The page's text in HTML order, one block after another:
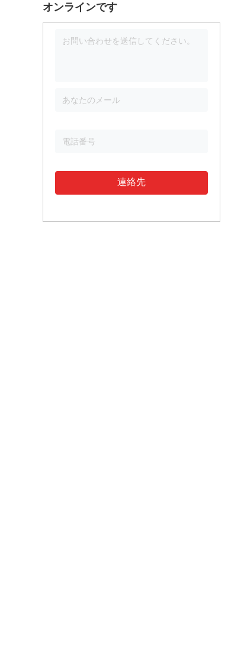
オンラインです
連絡先